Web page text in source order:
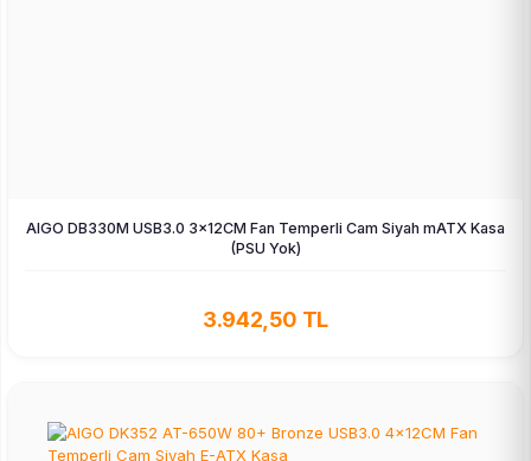
AIGO DB330M USB3.0 3×12CM Fan Temperli Cam Siyah mATX Kasa
(PSU Yok)
3.942,50 TL